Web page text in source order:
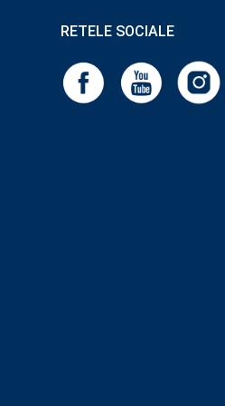
RETELE SOCIALE